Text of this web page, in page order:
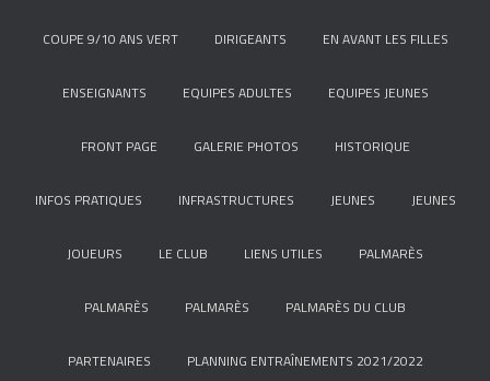
COUPE 9/10 ANS VERT DIRIGEANTS EN AVANT LES FILLES
ENSEIGNANTS EQUIPES ADULTES EQUIPES JEUNES
FRONT PAGE GALERIE PHOTOS HISTORIQUE
INFOS PRATIQUES INFRASTRUCTURES JEUNES JEUNES
JOUEURS LE CLUB LIENS UTILES PALMARÈS
PALMARÈS PALMARÈS PALMARÈS DU CLUB
PARTENAIRES PLANNING ENTRAÎNEMENTS 2021/2022